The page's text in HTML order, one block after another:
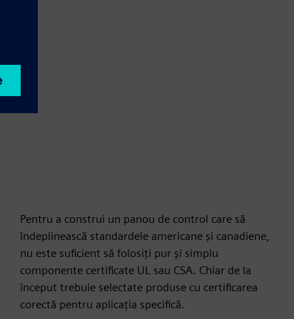
Pentru a construi un panou de control care să
îndeplinească standardele americane și canadiene,
nu este suficient să folosiți pur și simplu
componente certificate UL sau CSA. Chiar de la
început trebuie selectate produse cu certificarea
corectă pentru aplicația specifică.